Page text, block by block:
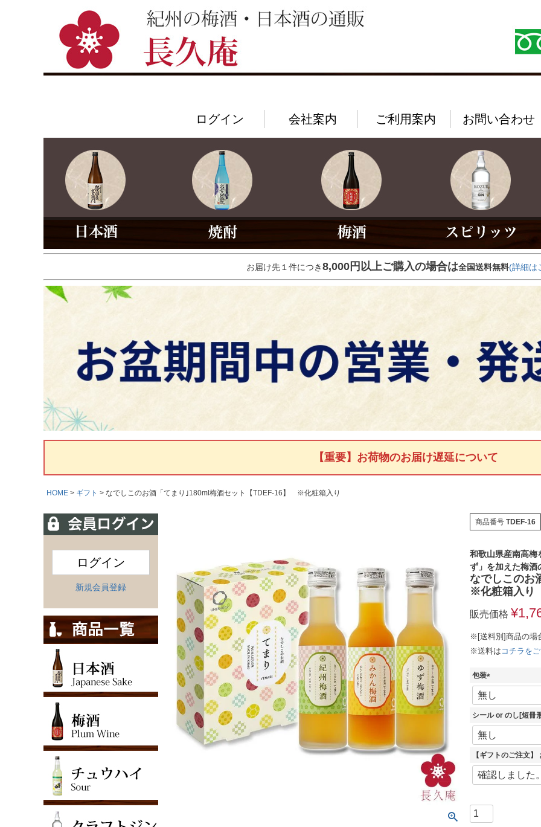
ログイン 会社案内 ご利用案内 お問い合わせ
お届け先１件につき8,000円以上ご購入の場合は全国送料無料(詳細は
【重要】お荷物のお届け遅延について
HOME ギフト なでしこのお酒「てまり｣180ml梅酒セット【TDEF-16】 ※化粧箱入り
ログイン
新規会員登録
商品番号 TDEF-16
和歌山県産南高梅
ず」を加えた梅酒
なでしこの
※化粧箱入り
販売価格 ¥
※[送料別]商品の場
※送料は コチラを
包装
(
必
須
シール or のし[短冊
【ギフトのご注文